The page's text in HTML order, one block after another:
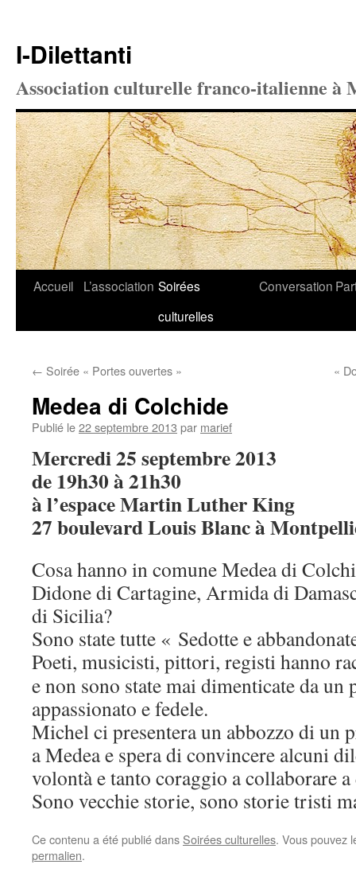
I-Dilettanti
Association culturelle franco-italienne à
Aller
Accueil L’association Soirées
culturelles
Conversation
← Soirée « Portes ouvertes » «
Medea di Colchide
Publié le22 septembre 2013 par marief
Mercredi 25 septembre 2013
de 19h30 à 21h30
à l’espace Martin Luther King
27 boulevard Louis Blanc à
Cosa hanno in comune Medea di
Didone di Cartagine, Armida di
di Sicilia?
Sono state tutte « Sedotte e
Poeti, musicisti, pittori, registi hanno
e non sono state mai dimenticate da un
appassionato e fedele.
Michel ci presentera un abbozzo di un
a Medea e spera di convincere alcuni
volontà e tanto coraggio a collaborare
Sono vecchie storie, sono storie tristi
Ce contenu a été publié dans Soirées culturelles. Vous pouvez
permalien.